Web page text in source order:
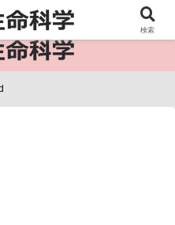
の情報インフラ。
検索